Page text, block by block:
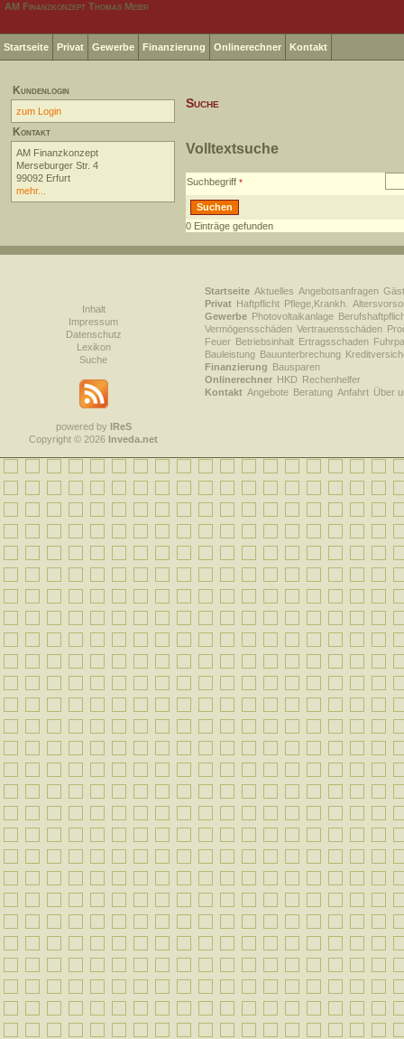
AM Finanzkonzept Thomas Meier
Startseite Privat Gewerbe Finanzierung Onlinerechner Kontakt
Kundenlogin
zum Login
Kontakt
AM Finanzkonzept
Merseburger Str. 4
99092 Erfurt
mehr...
Suche
Volltextsuche
Suchbegriff
0 Einträge gefunden
Inhalt
Impressum
Datenschutz
Lexikon
Suche
powered by IReS
Copyright © 2026 Inveda.net
Startseite Aktuelles Angebotsanfragen
Privat Haftpflicht Pflege,Krankh.
Gewerbe Photovoltaikanlage
Vermögensschäden Vertrauensschäden
Feuer Betriebsinhalt Ertragsschaden
Bauleistung Bauunterbrechung
Finanzierung Bausparen
Onlinerechner HKD Rechenhelfer
Kontakt Angebote Beratung Anfahrt Über